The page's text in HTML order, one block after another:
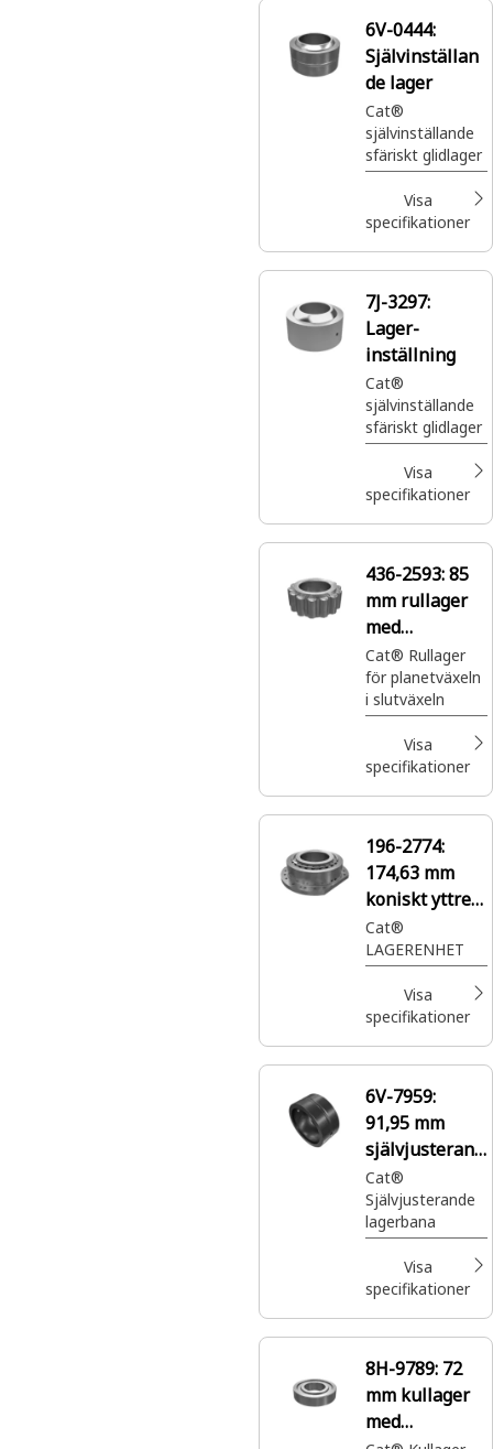
6V-0444:
Självinställan
de lager
Cat®
självinställande
sfäriskt glidlager
Visa
specifikationer
7J-3297:
Lager-
inställning
Cat®
självinställande
sfäriskt glidlager
Visa
specifikationer
436-2593:85
mm rullager
med
innerdiameter
Cat® Rullager
för planetväxeln
i slutväxeln
Visa
specifikationer
196-2774:
174,63 mm
koniskt yttre
rullager med
fläns
Cat®
LAGERENHET
Visa
specifikationer
6V-7959:
91,95 mm
självjusterand
e lagerbana
med
innerdiameter
Cat®
Självjusterande
lagerbana
Visa
specifikationer
8H-9789: 72
mm kullager
med